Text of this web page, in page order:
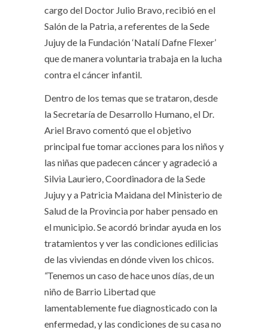
cargo del Doctor Julio Bravo, recibió en el
Salón de la Patria, a referentes de la Sede
Jujuy de la Fundación ‘Natalí Dafne Flexer’
que de manera voluntaria trabaja en la lucha
contra el cáncer infantil.
Dentro de los temas que se trataron, desde
la Secretaría de Desarrollo Humano, el Dr.
Ariel Bravo comentó que el objetivo
principal fue tomar acciones para los niños y
las niñas que padecen cáncer y agradeció a
Silvia Lauriero, Coordinadora de la Sede
Jujuy y a Patricia Maidana del Ministerio de
Salud de la Provincia por haber pensado en
el municipio. Se acordó brindar ayuda en los
tratamientos y ver las condiciones edilicias
de las viviendas en dónde viven los chicos.
“Tenemos un caso de hace unos días, de un
niño de Barrio Libertad que
lamentablemente fue diagnosticado con la
enfermedad, y las condiciones de su casa no